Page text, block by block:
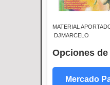
MATERIAL
DJMARCELO
Opciones
Mercado